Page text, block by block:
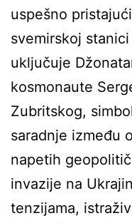
uspešno
svemirskoj
uključuje
kosmonaute
Zubritskog,
saradnje između
napetih
invazije na
tenzijama,